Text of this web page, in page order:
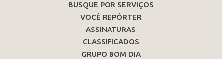
BUSQUE POR SERVIÇOS
VOCÊ REPÓRTER
ASSINATURAS
CLASSIFICADOS
GRUPO BOM DIA